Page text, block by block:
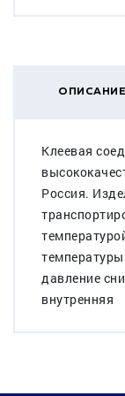
ОПИСАНИЕ
Клеевая
Россия.
давление
внутренняя